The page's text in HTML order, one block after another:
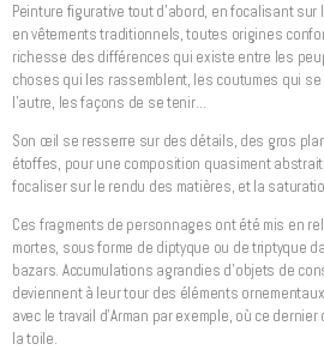
Peinture figurative tout d’abord, en focalisant
en vêtements traditionnels, toutes origines
richesse des différences qui existe entre les
choses qui les rassemblent, les coutumes qui se
l’autre, les façons de se tenir…
Son œil se resserre sur des détails, des gros
étoffes, pour une composition quasiment
focaliser sur le rendu des matières, et la
Ces fragments de personnages ont été mis en
mortes, sous forme de diptyque ou de triptyque
bazars. Accumulations agrandies d’objets de
deviennent à leur tour des éléments
avec le travail d’Arman par exemple, où ce
la toile.